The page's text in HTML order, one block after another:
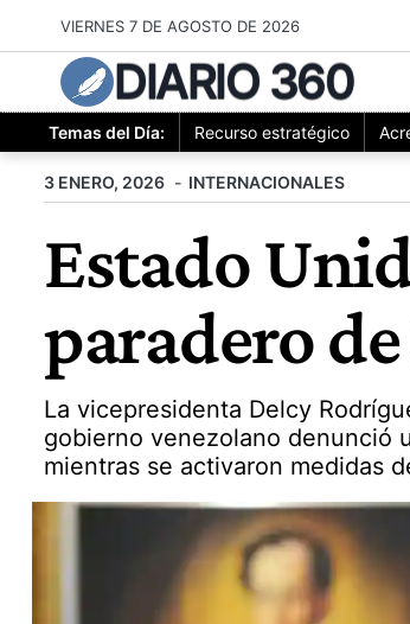
al
contenido
VIERNES 7 DE AGOSTO DE 2026
DIARIO 360
Temas del Día: Recurso estratégico
3 ENERO, 2026 INTERNACIONALES
Estado
paradero
La vicepresidenta Delcy
gobierno venezolano denunció
mientras se activaron medidas